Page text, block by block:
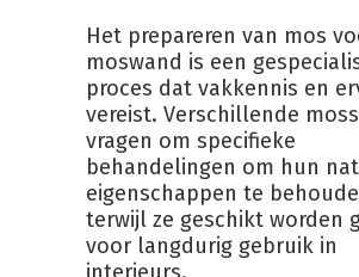
Het prepareren van mos
moswand is een
proces dat vakkennis en
vereist. Verschillende
vragen om specifieke
behandelingen om hun
eigenschappen te
terwijl ze geschikt worden
voor langdurig gebruik in